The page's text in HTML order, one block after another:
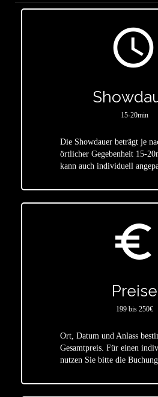
access_time
15-20min
Die Showdauer beträgt je
örtlicher Gegebenheit 15-
kann auch individuell
euro_symbol
Preise
199 bis 250€
Ort, Datum und Anlass
Gesamtpreis. Für einen
nutzen Sie bitte die